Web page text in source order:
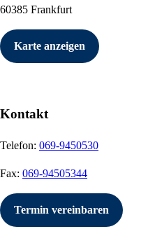
60385 Frankfurt
Karte anzeigen
Kontakt
Telefon: 069-9450530
Fax: 069-94505344
Termin vereinbaren